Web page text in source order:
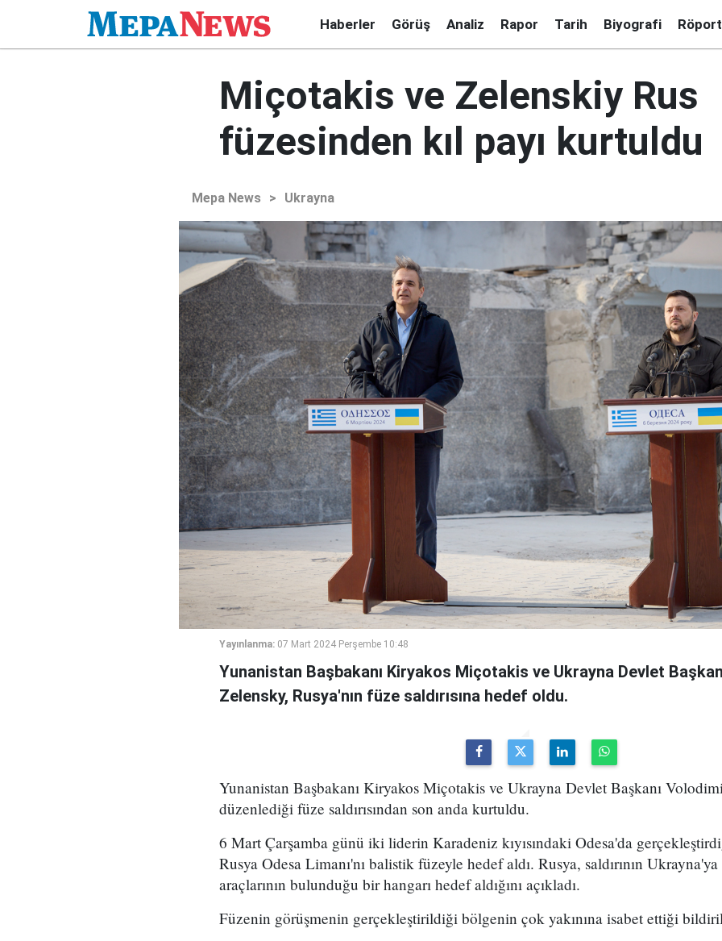
Haberler Görüş Analiz Rapor Tarih Biyografi
Miçotakis ve Zelenskiy Rus
füzesinden kıl payı kurtuldu
Mepa News > Ukrayna
Yayınlanma: 07 Mart 2024 Perşembe 10:48
Yunanistan Başbakanı Kiryakos Miçotakis ve Ukrayna Devlet
Zelensky, Rusya'nın füze saldırısına hedef oldu.
Yunanistan Başbakanı Kiryakos Miçotakis ve Ukrayna Devlet Başkanı
düzenlediği füze saldırısından son anda kurtuldu.
6 Mart Çarşamba günü iki liderin Karadeniz kıyısındaki Odesa'da
Rusya Odesa Limanı'nı balistik füzeyle hedef aldı. Rusya, saldırının
araçlarının bulunduğu bir hangarı hedef aldığını açıkladı.
Füzenin görüşmenin gerçekleştirildiği bölgenin çok yakınına isabet ettiği